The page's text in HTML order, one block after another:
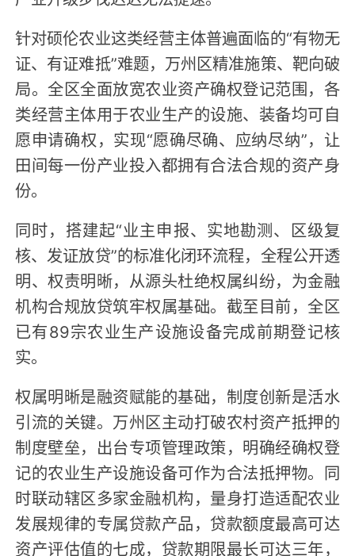
针对硕伦农业这类经营主体普遍面临的“有物无
证、有证难抵”难题，万州区精准施策、靶向破
局。全区全面放宽农业资产确权登记范围，各
类经营主体用于农业生产的设施、装备均可自
愿申请确权，实现“愿确尽确、应纳尽纳”，让
田间每一份产业投入都拥有合法合规的资产身
份。
同时，搭建起“业主申报、实地勘测、区级复
核、发证放贷”的标准化闭环流程，全程公开透
明、权责明晰，从源头杜绝权属纠纷，为金融
机构合规放贷筑牢权属基础。截至目前，全区
已有89宗农业生产设施设备完成前期登记核
实。
权属明晰是融资赋能的基础，制度创新是活水
引流的关键。万州区主动打破农村资产抵押的
制度壁垒，出台专项管理政策，明确经确权登
记的农业生产设施设备可作为合法抵押物。同
时联动辖区多家金融机构，量身打造适配农业
发展规律的专属贷款产品，贷款额度最高可达
资产评估值的七成，贷款期限最长可达三年，